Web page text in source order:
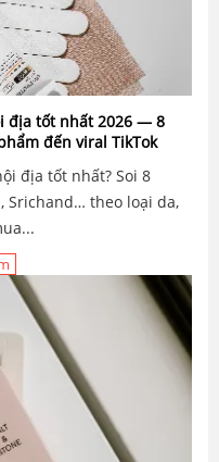
địa tốt nhất 2026 — 8
đến viral TikTok
địa tốt nhất? Soi 8
Srichand… theo loại da,